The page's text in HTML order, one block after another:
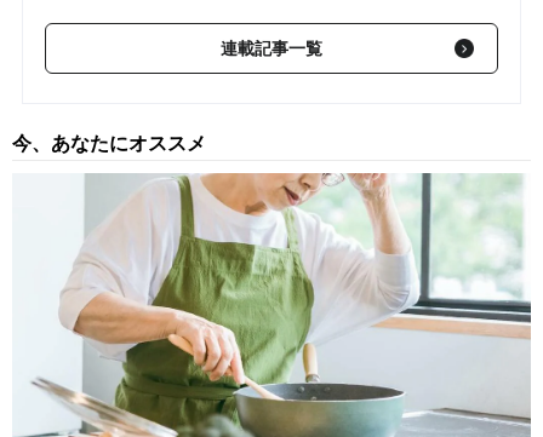
ドリア・リアル・エステート・エクイティーズ社』【米国REITを
2022/12/21
【第13回】 ホテル系銘柄の代表『ホスト・ホテルズ・アン
ド・リゾーツ社』購入のタイミングは【米国REITを徹底分析】
連載記事一覧
今、あなたにオススメ